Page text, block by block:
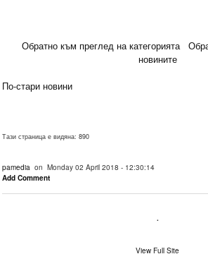
Обратно към преглед на категорията
новините
По-стари новини
Тази страница е видяна: 890
pamedia on Monday 02 April 2018 - 12:30:14
Add Comment
.
View Full Site